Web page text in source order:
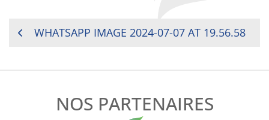
NAVIGATION
WHATSAPP IMAGE 2024-07-07 AT 19.56.58
NOS PARTENAIRES